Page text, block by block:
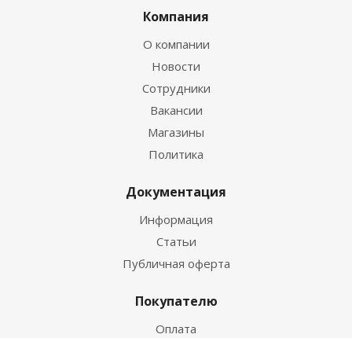
Компания
О компании
Новости
Сотрудники
Вакансии
Магазины
Политика
Документация
Информация
Статьи
Публичная оферта
Покупателю
Оплата